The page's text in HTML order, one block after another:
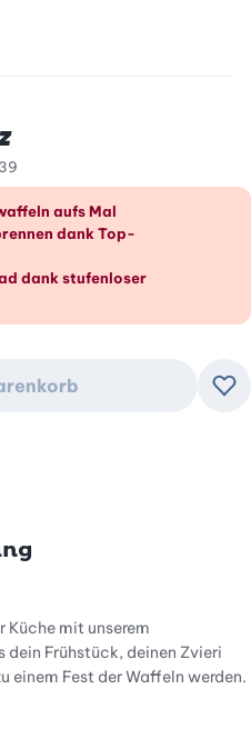
aufs Mal
dank Top-
dank stufenloser
Küche mit unserem
dein Frühstück, deinen Zvieri
einem Fest der Waffeln werden.